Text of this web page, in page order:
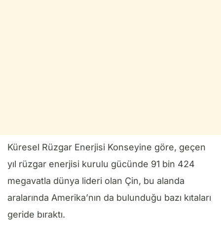
Küresel Rüzgar Enerjisi Konseyine göre, geçen
yıl rüzgar enerjisi kurulu gücünde 91 bin 424
megavatla dünya lideri olan Çin, bu alanda
aralarında Amerika’nın da bulunduğu bazı kıtaları
geride bıraktı.